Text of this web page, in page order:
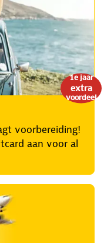
1e jaar
extra
voordeel
voorbereiding!
aan voor al